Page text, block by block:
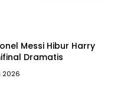
Messi Hibur Harry
Dramatis
2026